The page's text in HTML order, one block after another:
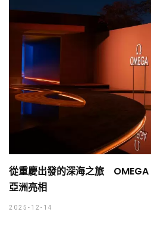
從重慶出發的深海之旅
亞洲亮相
2025-12-14